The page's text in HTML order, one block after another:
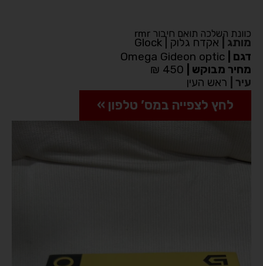
כוונת השלכה תואם חיבור rmr
מותג
אקדח גלוק | Glock
דגם
מחיר מבוקש
עיר
ראש העין
לחץ לצפייה במס’ טלפון »